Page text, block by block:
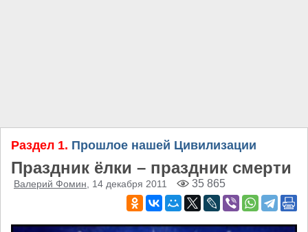
Раздел 1. Прошлое нашей Цивилизации
Праздник ёлки – праздник смерти
Валерий Фомин , 14 декабря 2011 35 865